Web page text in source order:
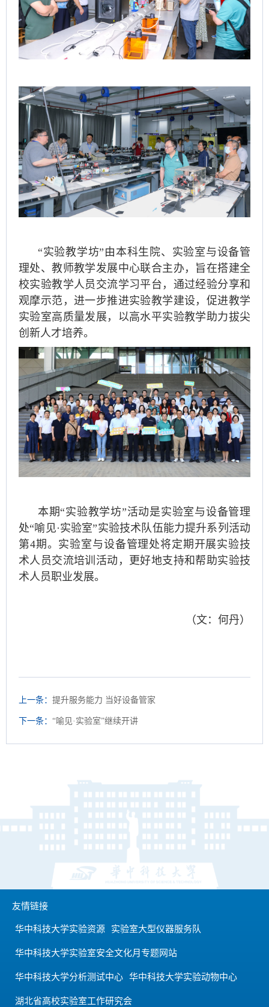
“实验教学坊”由本科生院、实验室与设备管
理处、教师教学发展中心联合主办，旨在搭建全
校实验教学人员交流学习平台，通过经验分享和
观摩示范，进一步推进实验教学建设，促进教学
实验室高质量发展，以高水平实验教学助力拔尖
创新人才培养。
本期“实验教学坊”活动是实验室与设备管理
处“喻见·实验室”实验技术队伍能力提升系列活动
第4期。实验室与设备管理处将定期开展实验技
术人员交流培训活动，更好地支持和帮助实验技
术人员职业发展。
（文：何丹）
上一条： 提升服务能力 当好设备管家
下一条： “喻见·实验室”继续开讲
友情链接
华中科技大学实验资源 实验室大型仪器服务队
华中科技大学实验室安全文化月专题网站
华中科技大学分析测试中心 华中科技大学实验动物中心
湖北省高校实验室工作研究会